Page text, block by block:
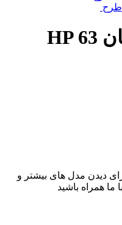
کارتریج جوهر افشان HP 63
دیدن مدل های بیشتر و
با ما همراه باشید